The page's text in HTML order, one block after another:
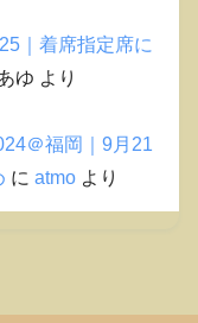
｜着席指定席に
ゆ より
＠福岡｜9月21
に atmo より